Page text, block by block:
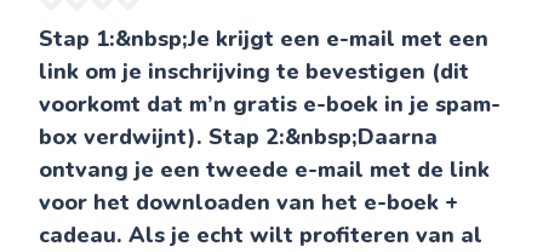
Stap 1:&nbsp;Je krijgt een e-mail met een
link om je inschrijving te bevestigen (dit
voorkomt dat m’n gratis e-boek in je spam-
box verdwijnt). Stap 2:&nbsp;Daarna
ontvang je een tweede e-mail met de link
voor het downloaden van het e-boek +
cadeau. Als je echt wilt profiteren van al